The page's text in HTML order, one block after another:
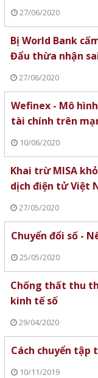
27/06/2020
Bị World Bank
Đẩu thừa nhận
27/06/2020
Wefinex - Mô
tài chính trên
10/06/2020
Khai trừ MISA
dịch điện tử Việt
27/05/2020
Chuyển đổi số -
25/05/2020
Chống thất thu
kinh tế số
29/04/2020
Cách chuyển
10/11/2019